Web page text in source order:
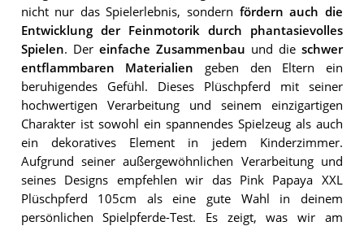
nicht nur das Spielerlebnis, sondern fördern auch die
Entwicklung der Feinmotorik durch phantasievolles
Spielen. Der einfache Zusammenbau und die schwer
entflammbaren Materialien geben den Eltern ein
beruhigendes Gefühl. Dieses Plüschpferd mit seiner
hochwertigen Verarbeitung und seinem einzigartigen
Charakter ist sowohl ein spannendes Spielzeug als auch
ein dekoratives Element in jedem Kinderzimmer.
Aufgrund seiner außergewöhnlichen Verarbeitung und
seines Designs empfehlen wir das Pink Papaya XXL
Plüschpferd 105cm als eine gute Wahl in deinem
persönlichen Spielpferde-Test. Es zeigt, was wir am